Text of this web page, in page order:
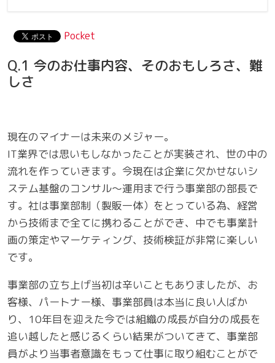
Pocket
Q.1 今のお仕事内容、そのおもしろさ、難
しさ
現在のマイナーは未来のメジャー。
IT業界では思いもしなかったことが実装され、世の中の
流れを作っていきます。今現在は企業に欠かせないシ
ステム基盤のコンサル〜運用まで行う事業部の部長で
す。社は事業部制（製販一体）をとっている為、経営
から技術まで全てに携わることができ、中でも事業計
画の策定やマーケティング、技術検証が非常に楽しい
です。
事業部の立ち上げ当初は辛いこともありましたが、お
客様、パートナー様、事業部員は本当に良い人ばか
り、10年目を迎えた今では組織の成長が自分の成長を
追い越したと感じるくらい結果がついてきて、事業部
員がより当事者意識をもって仕事に取り組むことがで